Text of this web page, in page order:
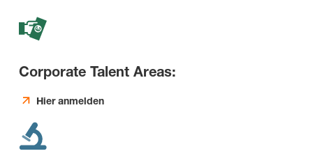
Corporate Talent Areas:
Hier anmelden